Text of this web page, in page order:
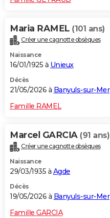
Maria RAMEL (101 ans)
Créer une cagnotte obsèques
Naissance
16/01/1925 à Unieux
Décès
21/05/2026 à Banyuls-sur-Mer
Famille RAMEL
Marcel GARCIA (91 ans)
Créer une cagnotte obsèques
Naissance
29/03/1935 à Agde
Décès
19/05/2026 à Banyuls-sur-Mer
Famille GARCIA